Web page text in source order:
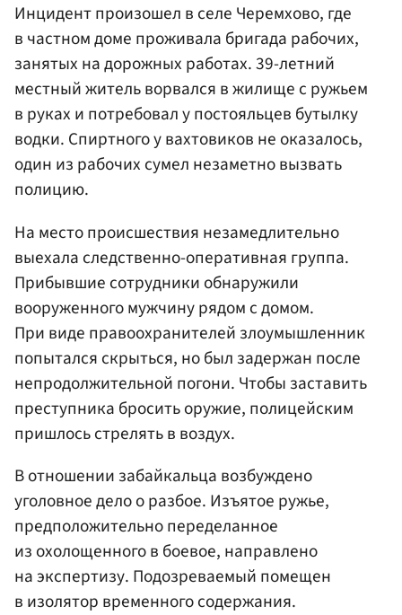
Инцидент произошел в селе Черемхово, где
в частном доме проживала бригада рабочих,
занятых на дорожных работах. 39-летний
местный житель ворвался в жилище с ружьем
в руках и потребовал у постояльцев бутылку
водки. Спиртного у вахтовиков не оказалось,
один из рабочих сумел незаметно вызвать
полицию.
На место происшествия незамедлительно
выехала следственно-оперативная группа.
Прибывшие сотрудники обнаружили
вооруженного мужчину рядом с домом.
При виде правоохранителей злоумышленник
попытался скрыться, но был задержан после
непродолжительной погони. Чтобы заставить
преступника бросить оружие, полицейским
пришлось стрелять в воздух.
В отношении забайкальца возбуждено
уголовное дело о разбое. Изъятое ружье,
предположительно переделанное
из охолощенного в боевое, направлено
на экспертизу. Подозреваемый помещен
в изолятор временного содержания.